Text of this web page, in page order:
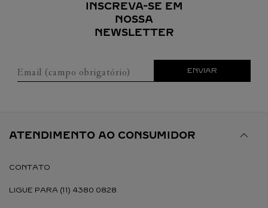
INSCREVA-SE EM
NOSSA
NEWSLETTER
Email (campo obrigatório) ENVIAR
ATENDIMENTO AO CONSUMIDOR
CONTATO
LIGUE PARA (11) 4380 0828